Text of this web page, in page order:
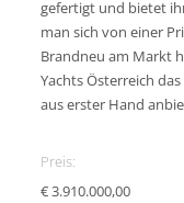
gefertigt und bietet
man sich von einer
Brandneu am Markt
Yachts Österreich
aus erster Hand
Preis:
€ 3.910.000,00